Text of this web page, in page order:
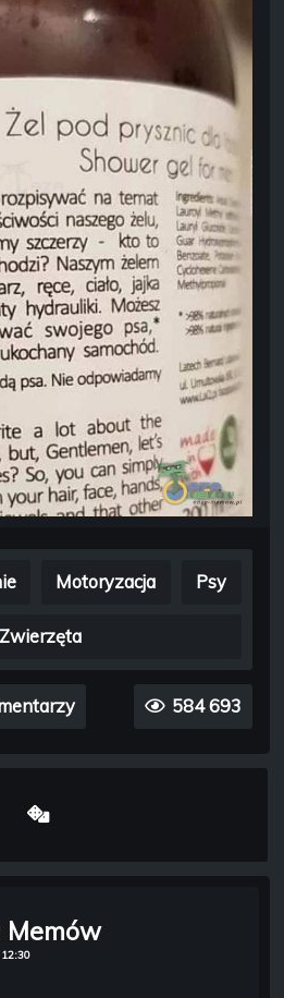
Motoryzacja Psy
Zwierzęta
584 693
Memów